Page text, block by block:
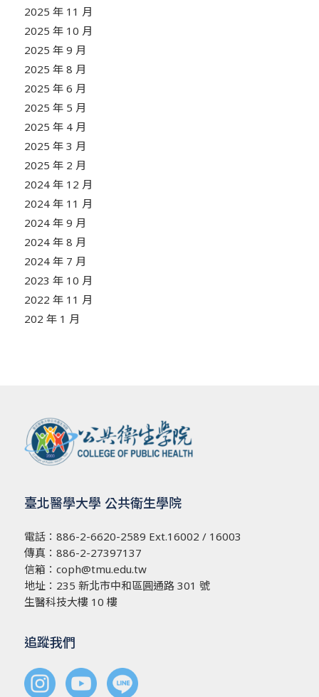
2025 年 11 月
2025 年 10 月
2025 年 9 月
2025 年 8 月
2025 年 6 月
2025 年 5 月
2025 年 4 月
2025 年 3 月
2025 年 2 月
2024 年 12 月
2024 年 11 月
2024 年 9 月
2024 年 8 月
2024 年 7 月
2023 年 10 月
2022 年 11 月
202 年 1 月
臺北醫學大學 公共衛生學院
電話： 886-2-6620-2589 Ext.16002 / 16003
傳真：886-2-27397137
信箱： coph@tmu.edu.tw
地址： 235 新北市中和區圓通路 301 號
生醫科技大樓 10 樓
追蹤我們